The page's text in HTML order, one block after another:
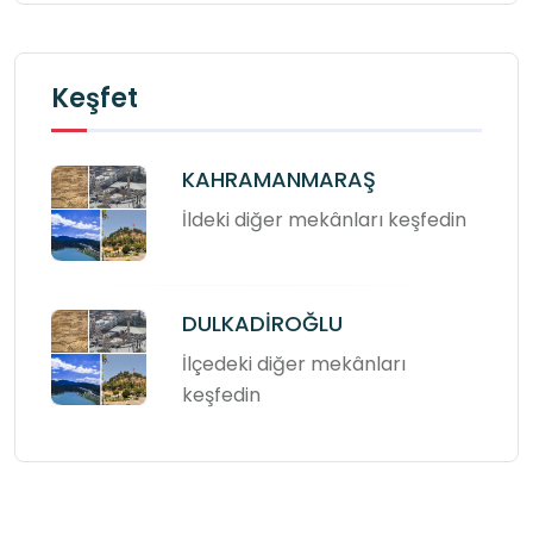
Keşfet
KAHRAMANMARAŞ
İldeki diğer mekânları keşfedin
DULKADİROĞLU
İlçedeki diğer mekânları
keşfedin